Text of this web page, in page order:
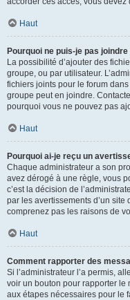
Haut
Pourquoi ne puis-je pas
La possibilité d’ajouter des
groupe, ou par utilisateur.
fichiers joints pour le forum
groupe peut en joindre.
pourquoi vous ne pouvez pas
Haut
Pourquoi ai-je reçu un
Chaque administrateur a son
avez dérogé à une règle, vous
c’est la décision de
par les avertissements d’un site
comprenez pas les raisons de
Haut
Comment rapporter des
Si l’administrateur l’a permis,
voir un bouton pour rapporter le
aux étapes nécessaires pour le